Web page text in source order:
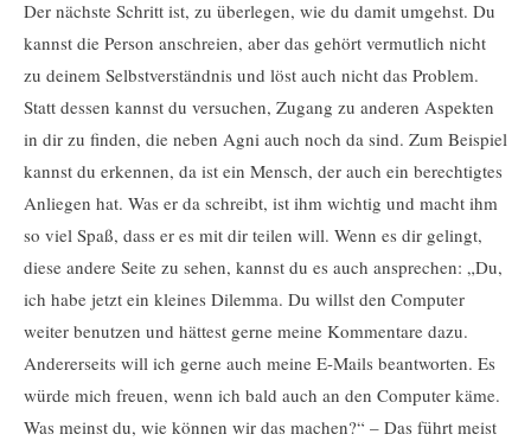
Der nächste Schritt ist, zu überlegen, wie du damit umgehst. Du
kannst die Person anschreien, aber das gehört vermutlich nicht
zu deinem Selbstverständnis und löst auch nicht das Problem.
Statt dessen kannst du versuchen, Zugang zu anderen Aspekten
in dir zu finden, die neben Agni auch noch da sind. Zum Beispiel
kannst du erkennen, da ist ein Mensch, der auch ein berechtigtes
Anliegen hat. Was er da schreibt, ist ihm wichtig und macht ihm
so viel Spaß, dass er es mit dir teilen will. Wenn es dir gelingt,
diese andere Seite zu sehen, kannst du es auch ansprechen: „Du,
ich habe jetzt ein kleines Dilemma. Du willst den Computer
weiter benutzen und hättest gerne meine Kommentare dazu.
Andererseits will ich gerne auch meine E-Mails beantworten. Es
würde mich freuen, wenn ich bald auch an den Computer käme.
Was meinst du, wie können wir das machen?“ – Das führt meist